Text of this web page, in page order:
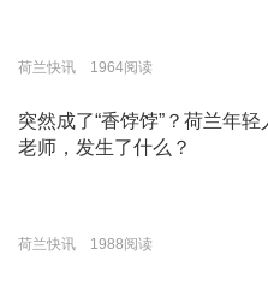
荷兰快讯 1964阅读
突然成了“香饽饽”？荷兰年轻
老师，发生了什么？
荷兰快讯 1988阅读